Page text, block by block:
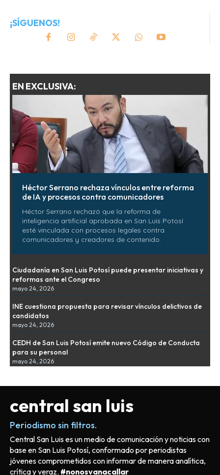
¡SÍGUENOS!
EN EXCLUSIVA:
Héctor Serrano rechaza vínculos entre reforma
de IA y procesos contra comunicadores
Héctor Serrano rechazó que la reforma de
inteligencia artificial aprobada en San Luis Potosí
esté vinculada con procesos legales contra
comunicadores y creadores de contenido.
Ciudadanía en San Luis Potosí puede presentar iniciativas y
reformas ante el Congreso
mayo 24, 2026
INE cuestiona propuesta para revisar vínculos delictivos de
candidatos
mayo 24, 2026
CEDH de San Luis Potosí emite nuevo Código de Conducta
para su personal
mayo 24, 2026
central san luis
Periodismo sin filtros.
Central San Luis es un medio de comunicación y noticias con
base en San Luis Potosí, conformado por periodistas
jóvenes comprometidos con informar de manera analítica,
crítica y veraz. #nonosvanacallar